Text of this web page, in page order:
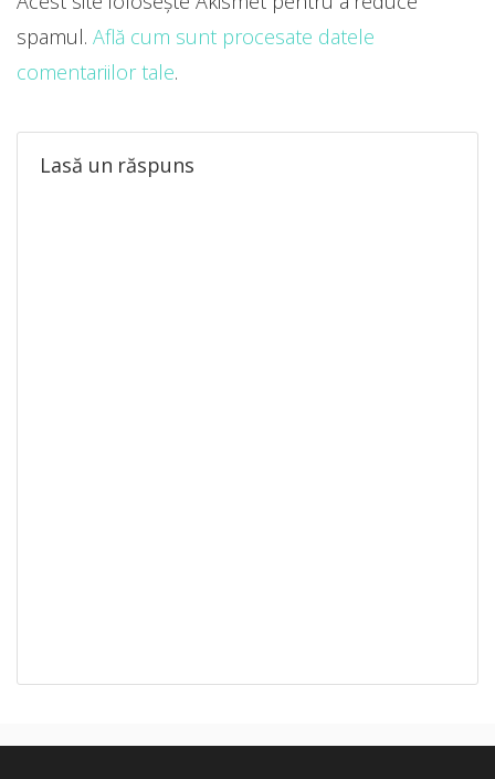
Lasă un răspuns
spamul. Află cum sunt procesate datele
comentariilor tale.